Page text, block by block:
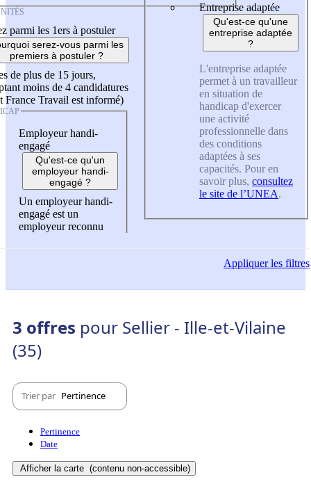
parmi les 1ers à postuler
serez-vous parmi les
premiers à postuler ?
de plus de 15 jours,
moins de 4 candidatures
France Travail est informé)
Employeur handi-
engagé
Qu'est-ce qu'un
employeur handi-
engagé ?
Un employeur handi-
engagé est un
employeur reconnu
Entreprise adaptée
Qu'est-ce qu'une
entreprise adaptée
?
L'entreprise adaptée
permet à un travailleur
en situation de
handicap d'exercer
une activité
professionnelle dans
des conditions
adaptées à ses
capacités. Pour en
savoir plus, consultez
le site de l’UNEA.
Appliquerles filtres
3 offres pour Sellier - Ille-et-Vilaine
(35)
Trier par Pertinence
Pertinence
Date
Afficher la carte (contenu non-accessible)